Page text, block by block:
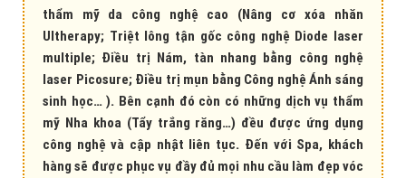
thẩm mỹ da công nghệ cao (Nâng cơ xóa nhăn
Ultherapy; Triệt lông tận gốc công nghệ Diode laser
multiple; Điều trị Nám, tàn nhang bằng công nghệ
laser Picosure; Điều trị mụn bằng Công nghệ Ánh sáng
sinh học… ). Bên cạnh đó còn có những dịch vụ thẩm
mỹ Nha khoa (Tẩy trắng răng…) đều được ứng dụng
công nghệ và cập nhật liên tục. Đến với Spa, khách
hàng sẽ được phục vụ đầy đủ mọi nhu cầu làm đẹp vóc